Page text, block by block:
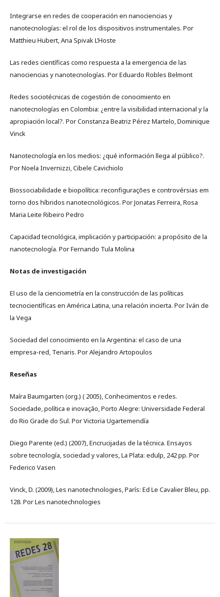
Integrarse en redes de cooperación en nanociencias y
nanotecnologías: el rol de los dispositivos instrumentales. Por
Matthieu Hubert, Ana Spivak L’Hoste
Las redes científicas como respuesta a la emergencia de las
nanociencias y nanotecnologías. Por Eduardo Robles Belmont
Redes sociotécnicas de cogestión de conocimiento en
nanotecnologías en Colombia: ¿entre la visibilidad internacional y la
apropiación local?. Por Constanza Beatriz Pérez Martelo, Dominique
Vinck
Nanotecnología en los medios: ¿qué información llega al público?.
Por Noela Invernizzi, Cibele Cavichiolo
Biossociabilidade e biopolítica: reconfigurações e controvérsias em
torno dos híbridos nanotecnológicos. Por Jonatas Ferreira, Rosa
Maria Leite Ribeiro Pedro
Capacidad tecnológica, implicación y participación: a propósito de la
nanotecnología. Por Fernando Tula Molina
Notas de investigación
El uso de la cienciometría en la construcción de las políticas
tecnocientíficas en América Latina, una relación incierta. Por Iván de
la Vega
Sociedad del conocimiento en la Argentina: el caso de una
empresa-red, Tenaris. Por Alejandro Artopoulos
Reseñas
Maíra Baumgarten (org.) ( 2005), Conhecimentos e redes.
Sociedade, política e inovação, Porto Alegre: Universidade Federal
do Rio Grade do Sul. Por Victoria Ugartemendía
Diego Parente (ed.) (2007), Encrucijadas de la técnica. Ensayos
sobre tecnología, sociedad y valores, La Plata: edulp, 242 pp. Por
Federico Vasen
Vinck, D. (2009), Les nanotechnologies, París: Ed Le Cavalier Bleu, pp.
128. Por Les nanotechnologies